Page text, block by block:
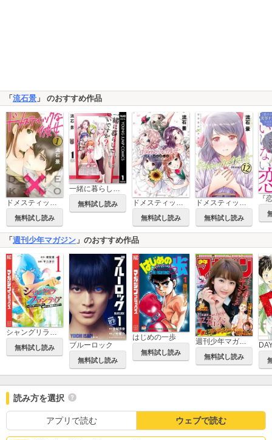
「 流石景 」 のおすすめ作品
ドメスティックな彼女
無料試し読み
一緒に暮らしていいですか？
無料試し読み ドメスティックな彼女 公式薄い本
無料試し読み
ドメスティックな彼女 特装版
無料試し読み
「 週刊少年マガジン 」のおすすめ作品
シャングリラ・フロンティア ～クソゲーハンター、神ゲーに挑まんとす～
無料試し読み ブルーロック
無料試し読み
はじめの一歩
無料試し読み
週刊少年マガジン
無料試し読み
読み方を選択
アプリで読む ウェブで読む